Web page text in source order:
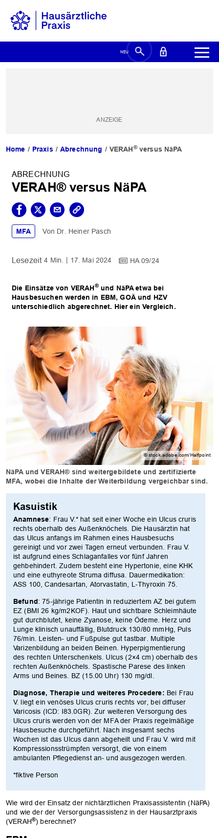
Home Praxis Abrechnung VERAH®versus NäPA
ABRECHNUNG
VERAH® versus NäPA
MFA Dr. Heiner Pasch
4 Min. 17. Mai 2024 HA 09/24
Die Einsätze von VERAH®und NäPA etwa bei
Hausbesuchen werden in EBM, GOÄ und HZV
unterschiedlich abgerechnet. Hier ein Vergleich.
© stock.adobe.com/Halfpoint
NäPA und VERAH® sind weitergebildete und zertifizierte
MFA, wobei die Inhalte der Weiterbildung vergeichbar sind.
Kasuistik
Anamnese: Frau V.* hat seit einer Woche ein Ulcus cruris
rechts oberhalb des Außenknöchels. Die Hausärztin hat
das Ulcus anfangs im Rahmen eines Hausbesuchs
gereinigt und vor zwei Tagen erneut verbunden. Frau V.
ist aufgrund eines Schlaganfalles vor fünf Jahren
gehbehindert. Zudem besteht eine Hypertonie, eine KHK
und eine euthyreote Struma diffusa. Dauermedikation:
ASS 100, Candesartan, Atorvastatin, L-Thyroxin 75.
Befund: 75-jährige Patientin in reduziertem AZ bei gutem
EZ (BMI 26 kg/m2KOF). Haut und sichtbare Schleimhäute
gut durchblutet, keine Zyanose, keine Ödeme. Herz und
Lunge klinisch unauffällig, Blutdruck 130/80 mmHg, Puls
76/min. Leisten- und Fußpulse gut tastbar. Multiple
Varizenbildung an beiden Beinen. Hyperpigmentierung
des rechten Unterschenkels. Ulcus (2×4 cm) oberhalb des
rechten Außenknöchels. Spastische Parese des linken
Arms und Beines. BZ (15.00 Uhr) 130 mg/dl.
Diagnose, Therapie und weiteres Procedere: Bei Frau
V. liegt ein venöses Ulcus cruris rechts vor, bei diffuser
Varicosis (ICD: I83.0GR). Zur weiteren Versorgung des
Ulcus cruris werden von der MFA der Praxis regelmäßige
Hausbesuche durchgeführt. Nach insgesamt sechs
Wochen ist das Ulcus dann abgeheilt und Frau V. wird mit
Kompressionsstrümpfen versorgt, die von einem
ambulanten Pflegedienst an- und ausgezogen werden.
*fiktive Person
Wie wird der Einsatz der nichtärztlichen Praxisassistentin (NäPA)
und wie der der Versorgungsassistenz in der Hausarztpraxis
(VERAH®) berechnet?